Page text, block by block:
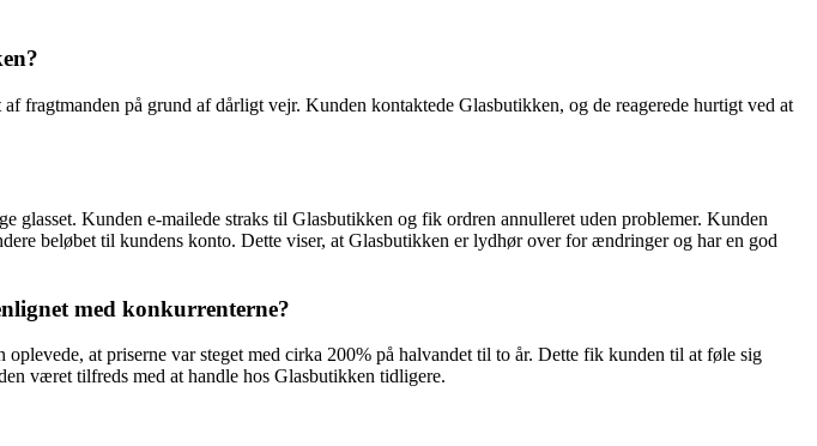
fragtmanden på grund af dårligt vejr. Kunden kontaktede Glasbutikken, og de reagerede hurtigt ved at
glasset. Kunden e-mailede straks til Glasbutikken og fik ordren annulleret uden problemer. Kunden
beløbet til kundens konto. Dette viser, at Glasbutikken er lydhør over for ændringer og har en god
med konkurrenterne?
at priserne var steget med cirka 200% på halvandet til to år. Dette fik kunden til at føle sig
været tilfreds med at handle hos Glasbutikken tidligere.